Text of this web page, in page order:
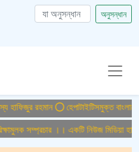
অনুসন্ধান
রহমান হেপাটাইটিসমুক্ত বাংলাদেশ
সম্প্রচার ।। একটি নিউজ মিডিয়া